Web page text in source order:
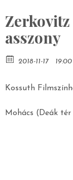
asszony
2018-11-17
Kossuth
Mohács (Deák tér